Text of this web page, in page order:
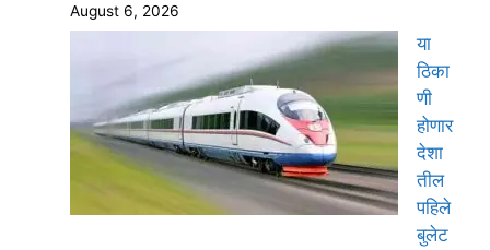
August 6, 2026
या
ठिका
णी
होणार
देशा
तील
पहिले
बुलेट